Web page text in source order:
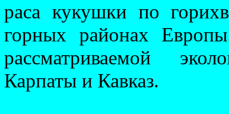
раса кукушки по
горных районах
рассматриваемой
Карпаты и Кавказ.